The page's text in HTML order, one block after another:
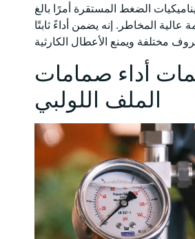
الضغط المستقرة أمرًا بالغ
عالية المخاطر. إنه يضمن أداءً ثابتًا
أداء صمامات
الملف اللولبي